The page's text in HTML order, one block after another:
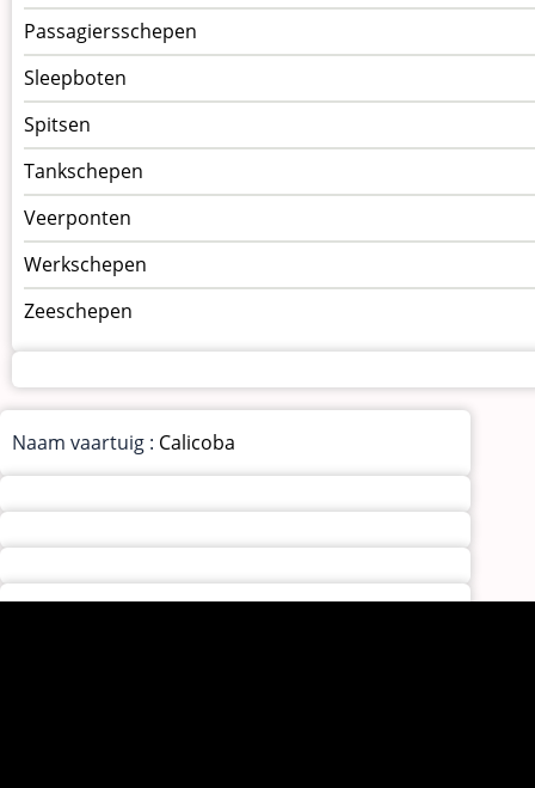
Passagiersschepen
Sleepboten
Spitsen
Tankschepen
Veerponten
Werkschepen
Zeeschepen
Naam vaartuig : Calicoba